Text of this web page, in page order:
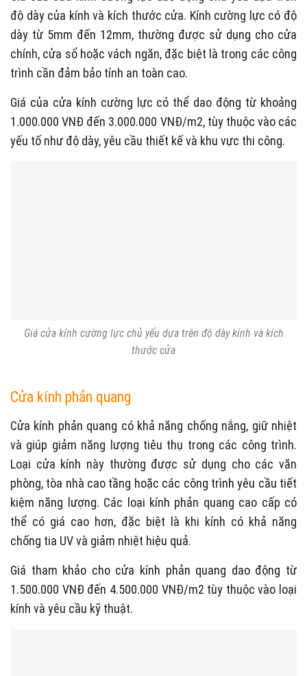
độ dày của kính và kích thước cửa. Kính cường lực có độ
dày từ 5mm đến 12mm, thường được sử dụng cho cửa
chính, cửa sổ hoặc vách ngăn, đặc biệt là trong các công
trình cần đảm bảo tính an toàn cao.
Giá của cửa kính cường lực có thể dao động từ khoảng
1.000.000 VNĐ đến 3.000.000 VNĐ/m2, tùy thuộc vào các
yếu tố như độ dày, yêu cầu thiết kế và khu vực thi công.
Giá cửa kính cường lực chủ yếu dựa trên độ dày kính và kích
thước cửa
Cửa kính phản quang
Cửa kính phản quang có khả năng chống nắng, giữ nhiệt
và giúp giảm năng lượng tiêu thụ trong các công trình.
Loại cửa kính này thường được sử dụng cho các văn
phòng, tòa nhà cao tầng hoặc các công trình yêu cầu tiết
kiệm năng lượng. Các loại kính phản quang cao cấp có
thể có giá cao hơn, đặc biệt là khi kính có khả năng
chống tia UV và giảm nhiệt hiệu quả.
Giá tham khảo cho cửa kính phản quang dao động từ
1.500.000 VNĐ đến 4.500.000 VNĐ/m2 tùy thuộc vào loại
kính và yêu cầu kỹ thuật.